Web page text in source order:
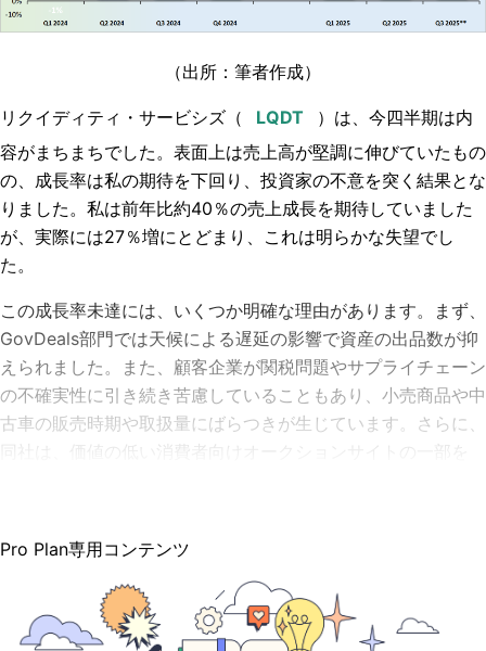
（出所：筆者作成）
リクイディティ・サービシズ （
）は、今四半期は内
容がまちまちでした。表面上は売上高が堅調に伸びていたもの
の、成長率は私の期待を下回り、投資家の不意を突く結果とな
りました。私は前年比約40％の売上成長を期待していました
が、実際には27％増にとどまり、これは明らかな失望でし
た。
この成長率未達には、いくつか明確な理由があります。まず、
GovDeals部門では天候による遅延の影響で資産の出品数が抑
えられました。また、顧客企業が関税問題やサプライチェーン
の不確実性に引き続き苦慮していることもあり、小売商品や中
古車の販売時期や取扱量にばらつきが生じています。さらに、
同社は、価値の低い消費者向けオークションサイトの一部を
Pro Plan専用コンテンツ